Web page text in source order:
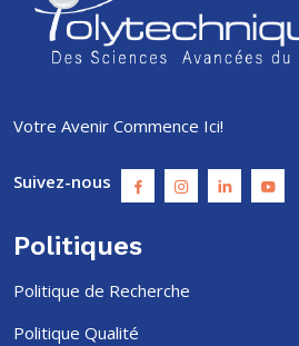
Votre Avenir Commence Ici!
Suivez-nous
Politiques
Politique de Recherche
Politique Qualité